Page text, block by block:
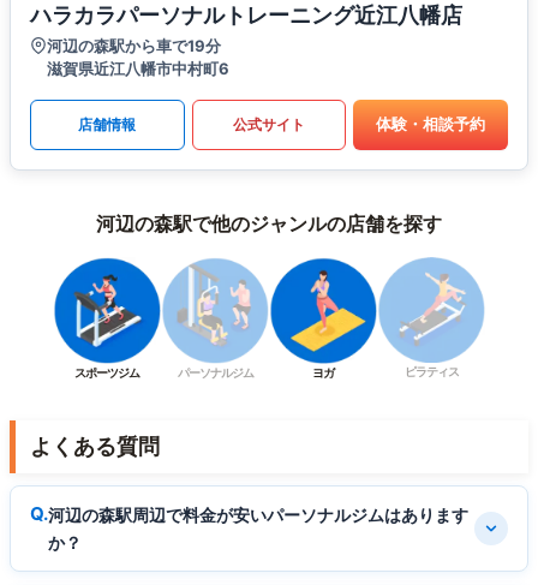
ハラカラパーソナルトレーニング近江八幡店
河辺の森駅から車で19分
滋賀県近江八幡市中村町6
店舗情報 公式サイト 体験・相談予約
河辺の森駅で他のジャンルの店舗を探す
スポーツジム パーソナルジム ヨガ ピラティス
よくある質問
河辺の森駅周辺で料金が安いパーソナルジムはあります
か？